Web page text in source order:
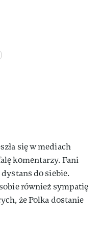
się w mediach
komentarzy. Fani
do siebie.
również sympatię
że Polka dostanie